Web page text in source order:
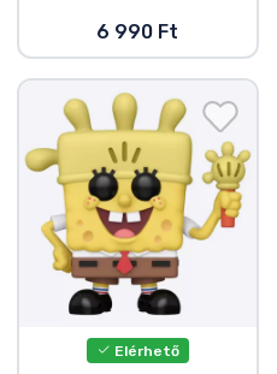
6 990 Ft
Elérhető